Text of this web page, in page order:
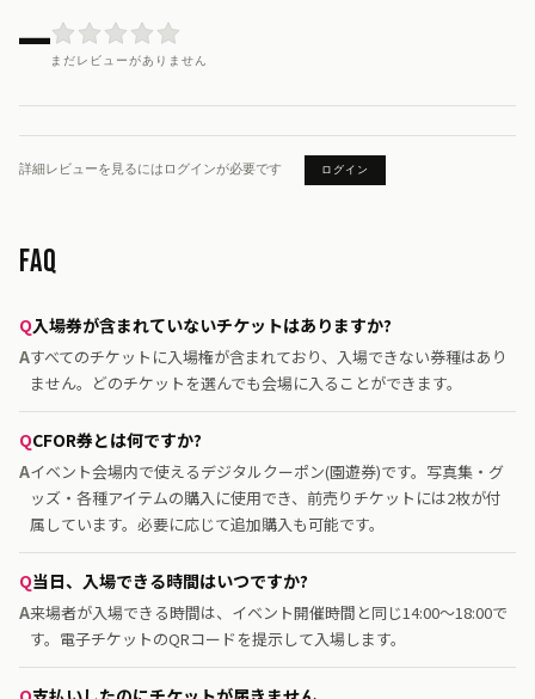
—まだレビューがありません
詳細レビューを見るにはログインが必要です ログイン
FAQ
入場券が含まれていないチケットはありますか?
すべてのチケットに入場権が含まれており、入場できない券種はあり
ません。どのチケットを選んでも会場に入ることができます。
CFOR券とは何ですか?
イベント会場内で使えるデジタルクーポン(園遊券)です。写真集・グ
ッズ・各種アイテムの購入に使用でき、前売りチケットには2枚が付
属しています。必要に応じて追加購入も可能です。
当日、入場できる時間はいつですか?
来場者が入場できる時間は、イベント開催時間と同じ14:00〜18:00で
す。電子チケットのQRコードを提示して入場します。